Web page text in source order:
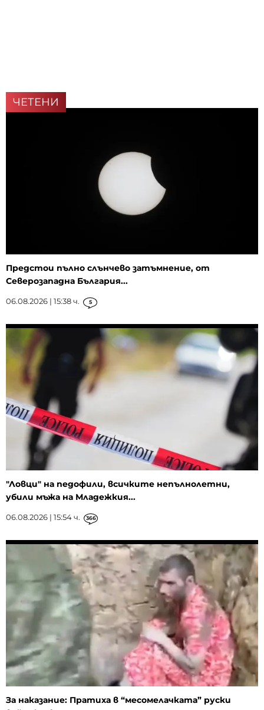
ЧЕТЕНИ
Предстои пълно слънчево затъмнение, от
Северозападна България...
06.08.2026 | 15:38 ч. 5
"Ловци" на педофили, всичките непълнолетни,
убили мъжа на Младежкия...
06.08.2026 | 15:54 ч. 366
За наказание: Пратиха в “месомелачката” руски